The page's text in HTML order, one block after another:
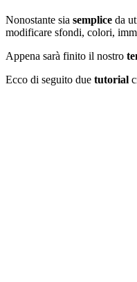
Nonostante sia semplice da
modificare sfondi, colori,
Appena sarà finito il nostro
Ecco di seguito due tutorial